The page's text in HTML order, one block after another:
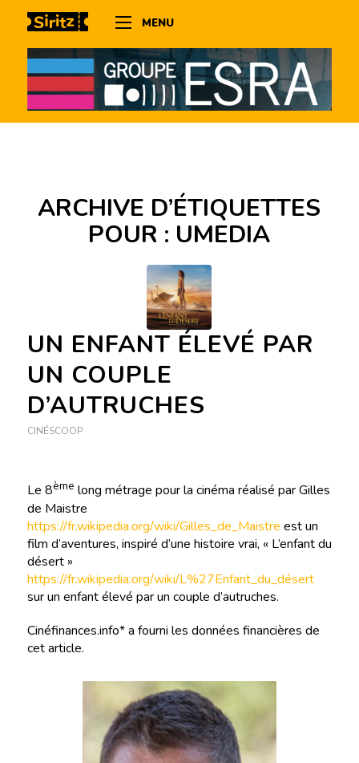
MENU
ARCHIVE D’ÉTIQUETTES
POUR : UMEDIA
UN ENFANT ÉLEVÉ PAR
UN COUPLE
D’AUTRUCHES
CINÉSCOOP
Le 8ème long métrage pour la cinéma réalisé par Gilles
de Maistre
https://fr.wikipedia.org/wiki/Gilles_de_Maistre est un
film d’aventures, inspiré d’une histoire vrai, « L’enfant du
désert »
https://fr.wikipedia.org/wiki/L%27Enfant_du_désert
sur un enfant élevé par un couple d’autruches.
Cinéfinances.info* a fourni les données financières de
cet article.